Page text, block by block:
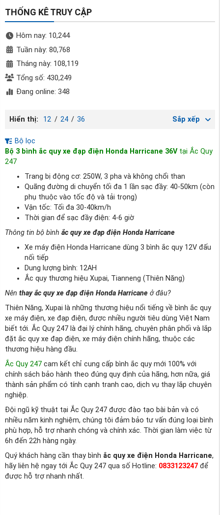
THỐNG KÊ TRUY CẬP
Hôm nay: 10,244
Tuần này: 80,768
Tháng này: 108,119
Tổng số: 430,249
Đang online: 348
Hiển thị: 12 / 24 / 36 Sắp xếp
Bộ lọc
Bộ 3 bình ắc quy xe đạp điện Honda Harricane 36Vtại Ắc Quy
247
Trang bị động cơ: 250W, 3 pha và không chổi than
Quãng đường di chuyển tối đa 1 lần sạc đầy: 40-50km (còn
phụ thuộc vào tốc độ và tải trọng)
Vận tốc: Tối đa 30-40km/h
Thời gian để sạc đầy điện: 4-6 giờ
Thông tin bộ bình ắc quy xe đạp điện Honda Harricane
Xe máy điện Honda Harricane dùng 3 bình ắc quy 12V đấu
nối tiếp
Dung lượng bình: 12AH
Ắc quy thương hiệu Xupai, Tianneng (Thiên Năng)
Nên thay ắc quy xe đạp điện Honda Harricane ở đâu?
Thiên Năng, Xupai là những thương hiệu nổi tiếng về bình ắc quy
xe máy điện, xe đạp điện, được nhiều người tiêu dùng Việt Nam
biết tới. Ắc Quy 247 là đại lý chính hãng, chuyên phân phối và lắp
đặt ắc quy xe đạp điện, xe máy điện chính hãng, thuộc các
thương hiệu hàng đầu.
Ắc Quy 247 cam kết chỉ cung cấp bình ắc quy mới 100% với
chính sách bảo hành theo đúng quy định của hãng, hơn nữa, giá
thành sản phẩm có tính cạnh tranh cao, dịch vụ thay lắp chuyên
nghiệp.
Đội ngũ kỹ thuật tại Ắc Quy 247 được đào tạo bài bản và có
nhiều năm kinh nghiệm, chúng tôi đảm bảo tư vấn đúng loại bình
phù hợp, hỗ trợ nhanh chóng và chính xác. Thời gian làm việc từ
6h đến 22h hàng ngày.
Quý khách hàng cần thay bình ắc quy xe điện Honda Harricane,
hãy liên hệ ngay tới Ắc Quy 247 qua số Hotline: 0833123247 để
được hỗ trợ nhanh nhất.